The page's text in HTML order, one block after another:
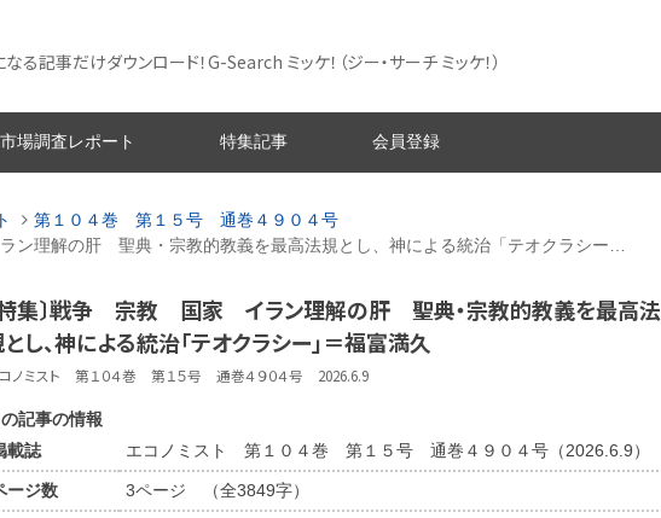
る記事だけダウンロード！G-Search ミッケ！ （ジー・サーチ ミッケ！）
市場調査レポート 特集記事 会員登録
第１０４巻 第１５号 通巻４９０４号
理解の肝 聖典・宗教的教義を最高法規とし、神による統治「テオクラシー…
特集〕戦争 宗教 国家 イラン理解の肝 聖典・宗教的教義を最高法
し、神による統治「テオクラシー」＝福富満久
ノミスト 第１０４巻 第１５号 通巻４９０４号 2026.6.9
記事の情報
載誌
エコノミスト 第１０４巻 第１５号 通巻４９０４号（2026.6.9）
ージ数 3ページ （全3849字）